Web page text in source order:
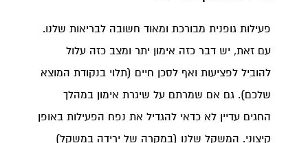
פעילות גופנית מבורכת ומאוד חשובה לבריאות שלנו.
עם זאת, יש דבר כזה אימון יתר ומצב כזה עלול
להוביל לפציעות ואף לסכן חיים (תלוי בנקודת המוצא
שלכם). גם אם שמרתם על שיגרת אימון במהלך
החגים עדיין לא כדאי להגדיל את נפח הפעילות באופן
קיצוני. המשקל שלנו (במקרה של ירידה במשקל)